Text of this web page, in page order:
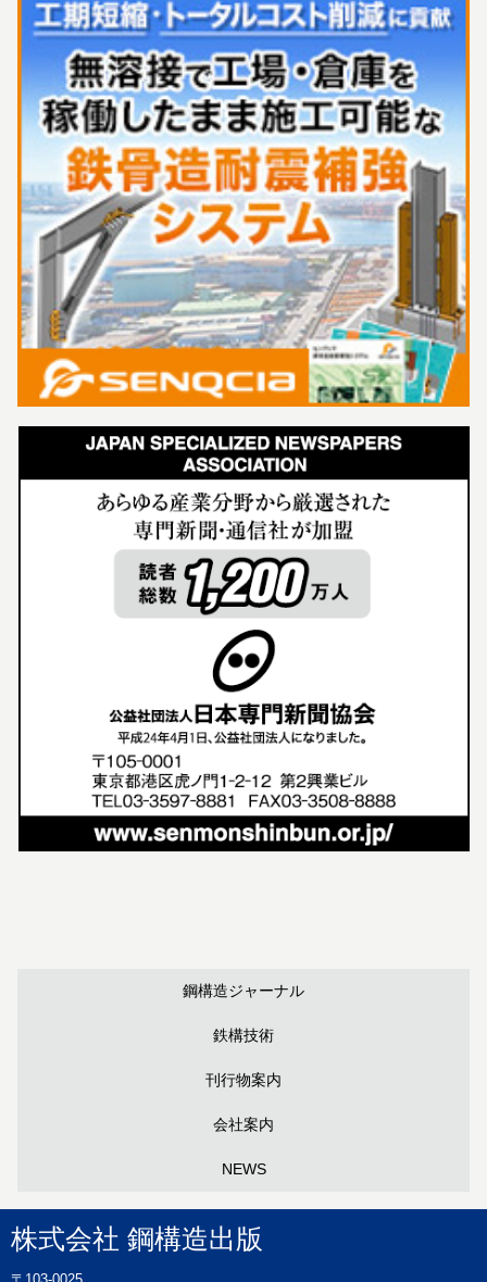
鋼構造ジャーナル
鉄構技術
刊行物案内
会社案内
NEWS
株式会社 鋼構造出版